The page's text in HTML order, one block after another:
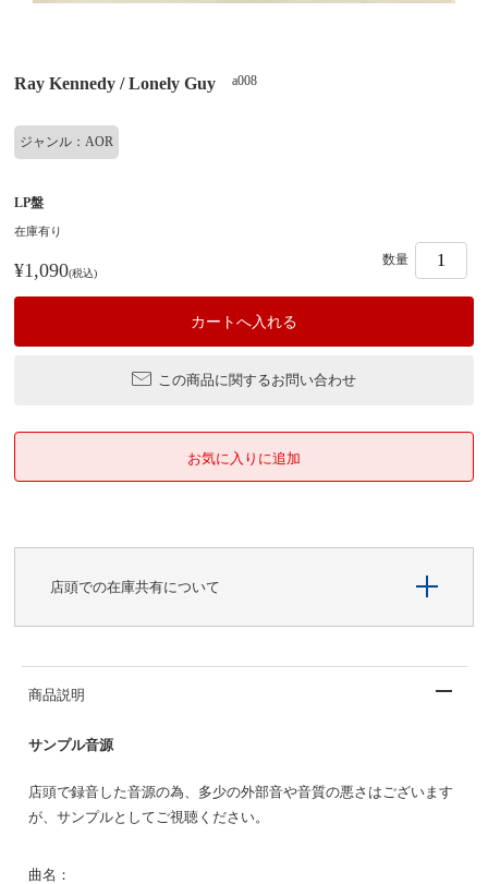
Ray Kennedy / Lonely Guy a008
ジャンル：AOR
LP盤
在庫有り
¥1,090(税込)
数量
この商品に関するお問い合わせ
店頭での在庫共有について
商品説明
サンプル音源
店頭で録音した音源の為、多少の外部音や音質の悪さはございます
が、サンプルとしてご視聴ください。
曲名：